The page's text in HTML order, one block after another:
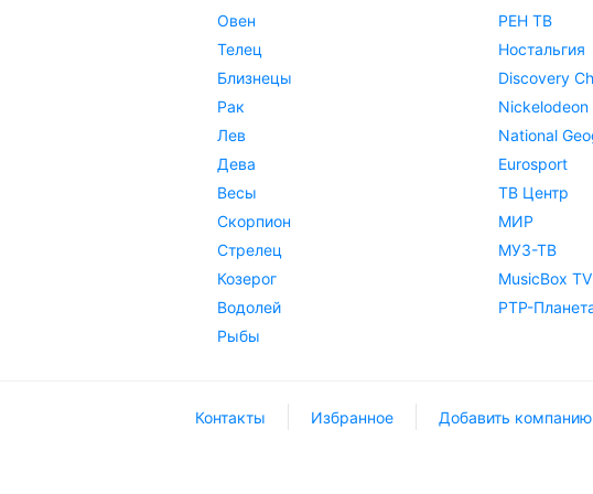
Овен
Телец
Близнецы
Рак
Лев
Дева
Весы
Скорпион
Стрелец
Козерог
Водолей
Рыбы
РЕН ТВ
Ностальгия
Discovery
Nickelodeon
National
Eurosport
ТВ Центр
МИР
МУЗ-ТВ
MusicBox TV
РТР-
Контакты Избранное Добавить компанию